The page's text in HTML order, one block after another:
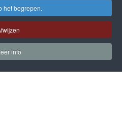
het begrepen.
info